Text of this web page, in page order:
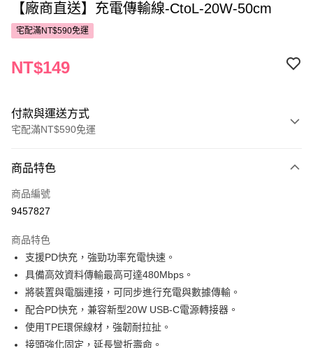
【廠商直送】充電傳輸線-CtoL-20W-50cm
宅配滿NT$590免運
NT$149
付款與運送方式
宅配滿NT$590免運
POYA支付
信用卡一次付款
Apple Pay
街口支付
悠遊付
Google Pay
商品特色
商品編號
9457827
商品特色
支援PD快充，強勁功率充電快速。
具備高效資料傳輸最高可達480Mbps。
將裝置與電腦連接，可同步進行充電與數據傳輸。
配合PD快充，兼容新型20W USB-C電源轉接器。
使用TPE環保線材，強韌耐拉扯。
接頭強化固定，延長彎折壽命。